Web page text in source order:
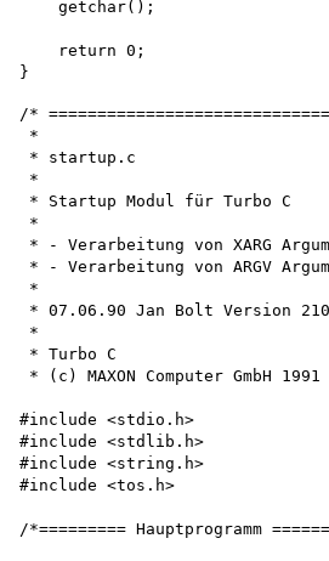
    getchar();
    return 0;
/*
*
* startup.c
*
* Startup Modul für Turbo
*
* - Verarbeitung von XARG
* - Verarbeitung von ARGV
*
* 07.06.90 Jan Bolt Version
*
* Turbo C
* (c) MAXON Computer GmbH 1991
#include <stdio.h>
#include <stdlib.h>
#include <string.h>
#include <tos.h>
/*========= Hauptprogramm